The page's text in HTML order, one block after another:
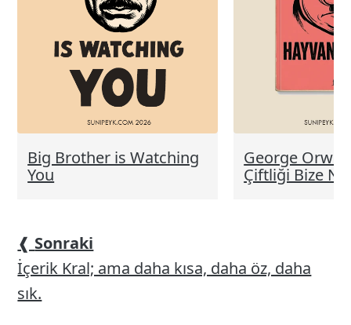
Big Brother is Watching
You
George
Çiftliği Bize
❰ Sonraki
İçerik Kral; ama daha kısa, daha öz, daha
sık.